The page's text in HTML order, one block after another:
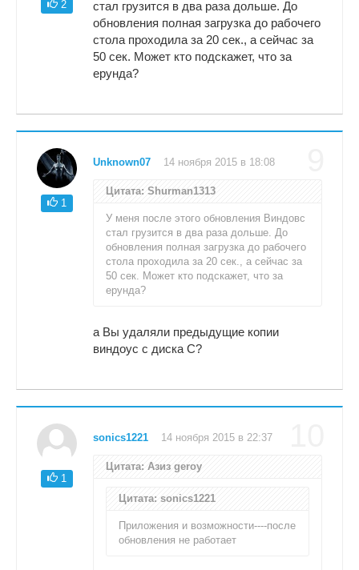
2
стал грузится в два раза дольше. До
обновления полная загрузка до рабочего
стола проходила за 20 сек., а сейчас за
50 сек. Может кто подскажет, что за
ерунда?
1
Unknown07 14 ноября 2015 в 18:08
Цитата: Shurman1313
У меня после этого обновления Виндовс
стал грузится в два раза дольше. До
обновления полная загрузка до рабочего
стола проходила за 20 сек., а сейчас за
50 сек. Может кто подскажет, что за
ерунда?
а Вы удаляли предыдущие копии
виндоус с диска С?
1
sonics1221 14 ноября 2015 в 22:37
Цитата: Азиз geroy
Цитата: sonics1221
Приложения и возможности----после
обновления не работает